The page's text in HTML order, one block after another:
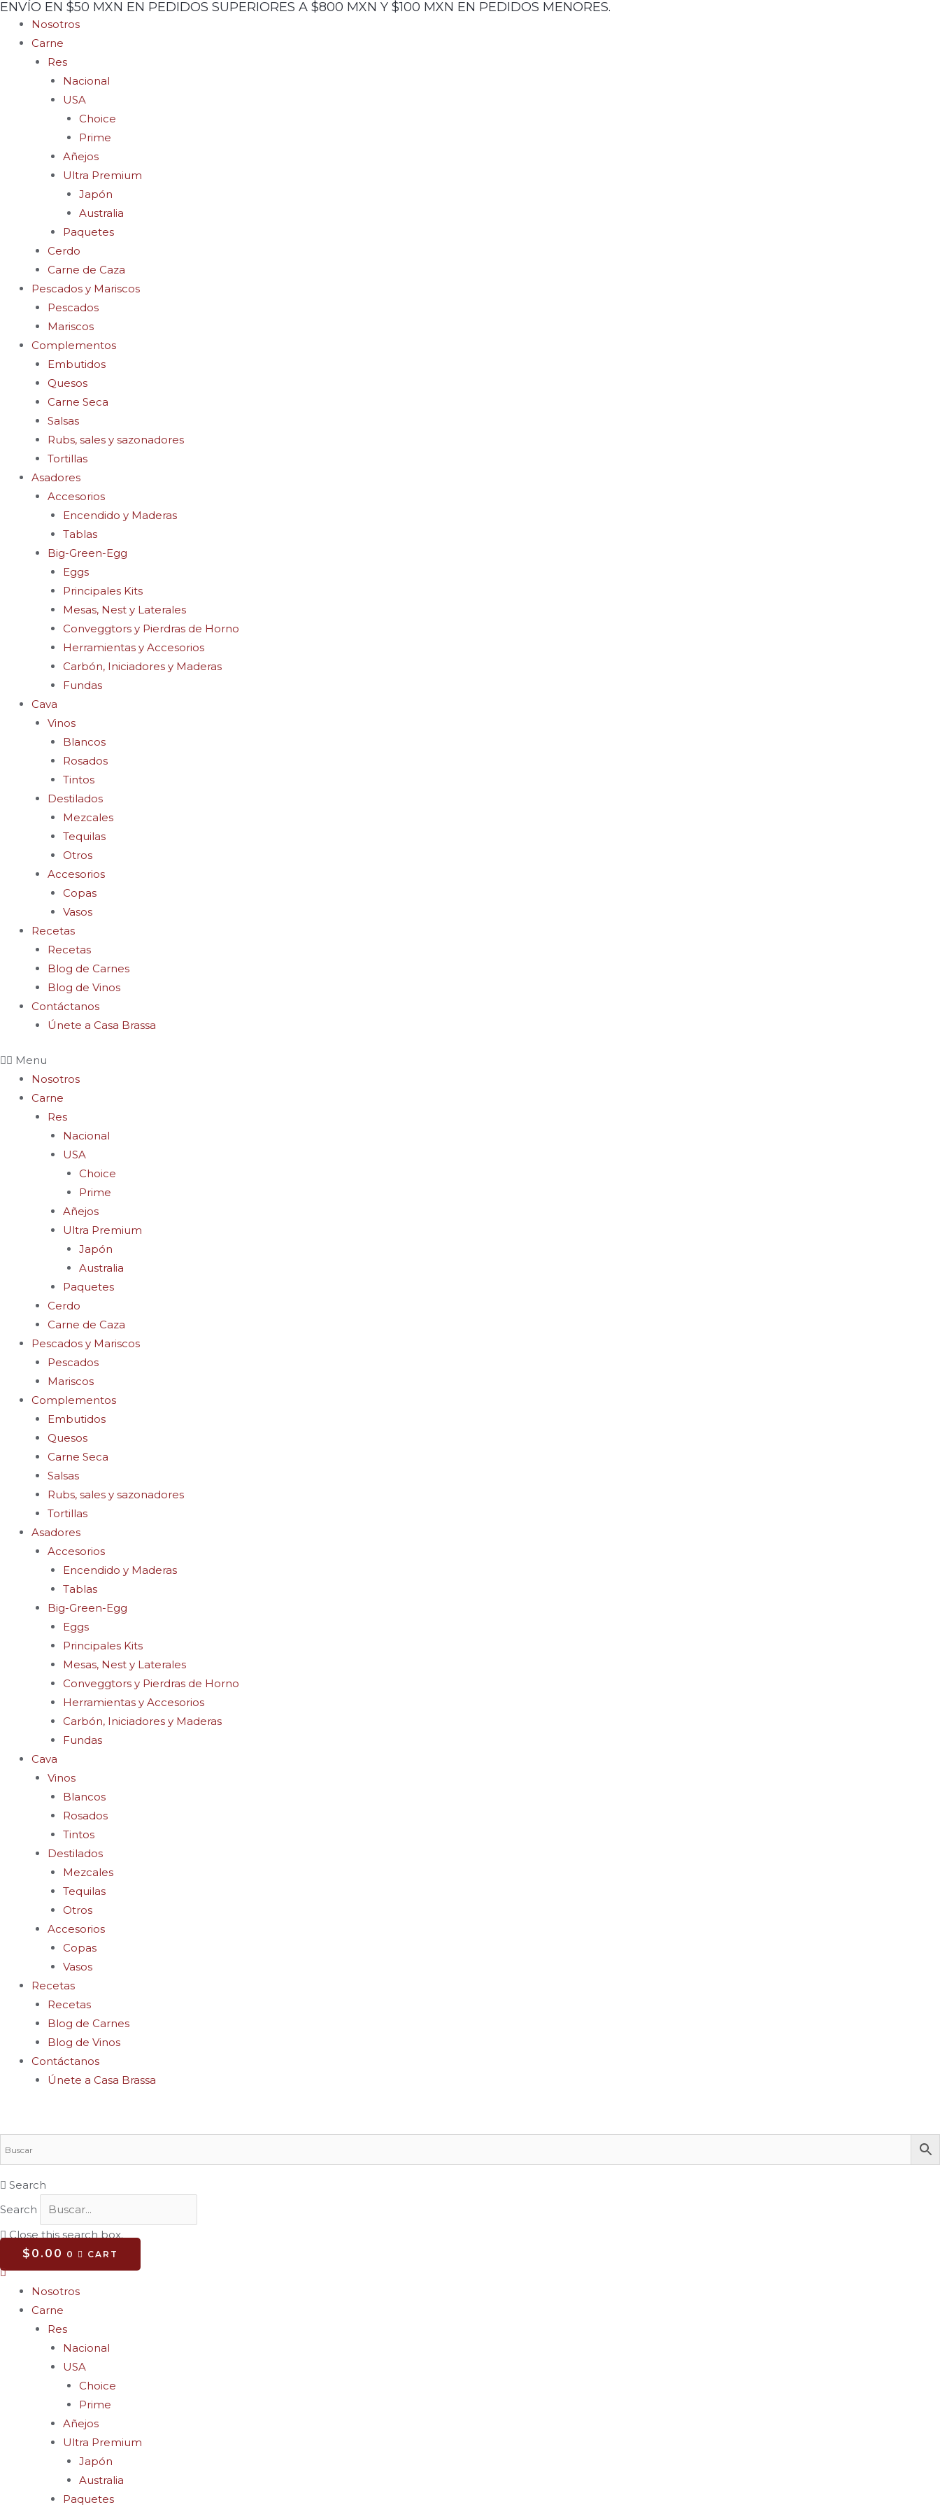
Ir
contenido
ENVÍO EN $50 MXN EN PEDIDOS SUPERIORES A $800 MXN Y $100 MXN EN PEDIDOS MENORES.
Nosotros
Carne
Res
Nacional
USA
Choice
Prime
Añejos
Ultra Premium
Japón
Australia
Paquetes
Cerdo
Carne de Caza
Pescados y Mariscos
Pescados
Mariscos
Complementos
Embutidos
Quesos
Carne Seca
Salsas
Rubs, sales y sazonadores
Tortillas
Asadores
Accesorios
Encendido y Maderas
Tablas
Big-Green-Egg
Eggs
Principales Kits
Mesas, Nest y Laterales
Conveggtors y Pierdras de Horno
Herramientas y Accesorios
Carbón, Iniciadores y Maderas
Fundas
Cava
Vinos
Blancos
Rosados
Tintos
Destilados
Mezcales
Tequilas
Otros
Accesorios
Copas
Vasos
Recetas
Recetas
Blog de Carnes
Blog de Vinos
Contáctanos
Únete a Casa Brassa
Menu
Nosotros
Carne
Res
Nacional
USA
Choice
Prime
Añejos
Ultra Premium
Japón
Australia
Paquetes
Cerdo
Carne de Caza
Pescados y Mariscos
Pescados
Mariscos
Complementos
Embutidos
Quesos
Carne Seca
Salsas
Rubs, sales y sazonadores
Tortillas
Asadores
Accesorios
Encendido y Maderas
Tablas
Big-Green-Egg
Eggs
Principales Kits
Mesas, Nest y Laterales
Conveggtors y Pierdras de Horno
Herramientas y Accesorios
Carbón, Iniciadores y Maderas
Fundas
Cava
Vinos
Blancos
Rosados
Tintos
Destilados
Mezcales
Tequilas
Otros
Accesorios
Copas
Vasos
Recetas
Recetas
Blog de Carnes
Blog de Vinos
Contáctanos
Únete a Casa Brassa
Search
Search
Close this search box.
$ 0.00 0 CART
Nosotros
Carne
Res
Nacional
USA
Choice
Prime
Añejos
Ultra Premium
Japón
Australia
Paquetes